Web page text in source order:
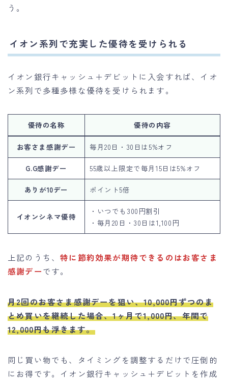
う。
イオン系列で充実した優待を受けられる
イオン銀行キャッシュ＋デビットに入会すれば、イオ
ン系列で多種多様な優待を受けられます。
優待の名称 優待の内容
お客さま感謝デー 毎月20日・30日は5%オフ
G.G感謝デー 55歳以上限定で毎月15日は5%オフ
ありが10デー ポイント5倍
イオンシネマ優待
・いつでも300円割引
・毎月20日・30日は1,100円
上記のうち、特に節約効果が期待できるのはお客さま
感謝デーです。
月2回のお客さま感謝デーを狙い、10,000円ずつのま
とめ買いを継続した場合、1ヶ月で1,000円、年間で
12,000円も浮きます。
同じ買い物でも、タイミングを調整するだけで圧倒的
にお得です。イオン銀行キャッシュ＋デビットを作成